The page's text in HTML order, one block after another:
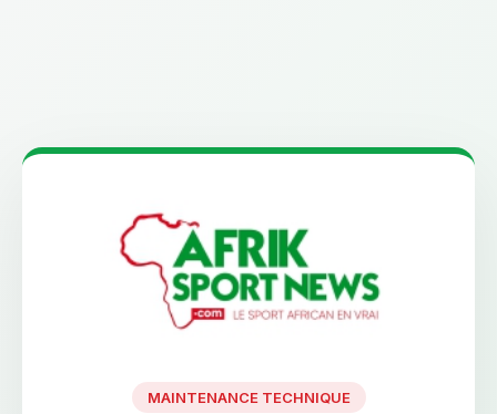
MAINTENANCE TECHNIQUE